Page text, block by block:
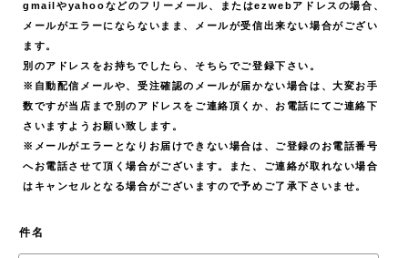
gmailやyahooなどのフリーメール、またはezwebアドレスの場合、
メールがエラーにならないまま、メールが受信出来ない場合がござい
ます。
別のアドレスをお持ちでしたら、そちらでご登録下さい。
※自動配信メールや、受注確認のメールが届かない場合は、大変お手
数ですが当店まで別のアドレスをご連絡頂くか、お電話にてご連絡下
さいますようお願い致します。
※メールがエラーとなりお届けできない場合は、ご登録のお電話番号
へお電話させて頂く場合がございます。また、ご連絡が取れない場合
はキャンセルとなる場合がございますので予めご了承下さいませ。
件名